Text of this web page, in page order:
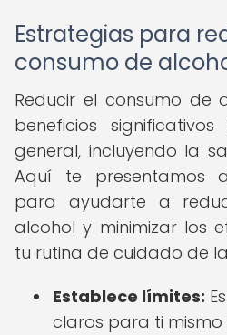
Estrategias para
consumo de
Reducir el consumo de
beneficios
general, incluyendo la
Aquí te presentamos
para ayudarte a
alcohol y minimizar los
tu rutina de cuidado de
Establece límites:
claros para ti